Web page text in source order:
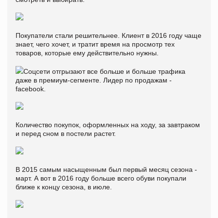
Покупатели стали решительнее. Клиент в 2016 году чаще
знает, чего хочет, и тратит время на просмотр тех
товаров, которые ему действительно нужны.
Соцсети отгрызают все больше и больше трафика
даже в премиум-сегменте. Лидер по продажам -
facebook.
Количество покупок, оформленных на ходу, за завтраком
и перед сном в постели растет.
В 2015 самым насыщенным был первый месяц сезона -
март. А вот в 2016 году больше всего обуви покупали
ближе к концу сезона, в июле.